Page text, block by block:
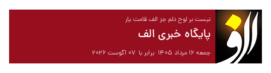
نیست بر لوح دلم جز الف قامت یار
پایگاه خبری الف
جمعه ۱۶ مرداد ۱۴۰۵ برابر با ۰۷ آگوست ۲۰۲۶